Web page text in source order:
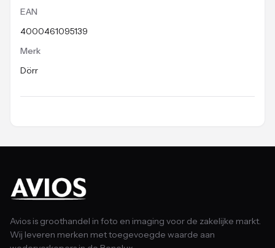
EAN
4000461095139
Merk
Dörr
Avios is groothandel in foto en imaging voor de zakelijke markt.
Wij leveren merken met toegevoegde waarde aan